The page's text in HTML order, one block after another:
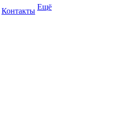
Контакты Ещё